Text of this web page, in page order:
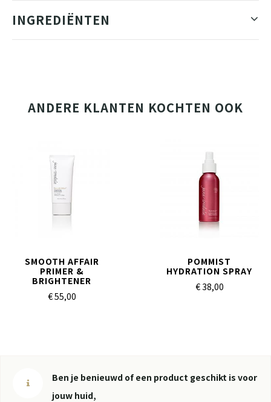
INGREDIËNTEN
ANDERE KLANTEN KOCHTEN OOK
SMOOTH AFFAIR
PRIMER &
BRIGHTENER
€ 55,00
POMMIST
HYDRATION SPRAY
€ 38,00
Ben je benieuwd of een product geschikt is voor
jouw huid,